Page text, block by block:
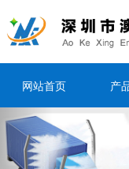
网站首页 产
Previous